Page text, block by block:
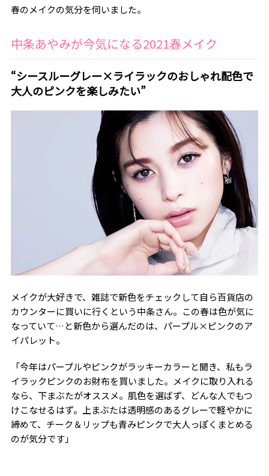
春のメイクの気分を伺いました。
中条あやみが今気になる2021春メイク
“シースルーグレー×ライラックのおしゃれ配色で
大人のピンクを楽しみたい”
メイクが大好きで、雑誌で新色をチェックして自ら百貨店の
カウンターに買いに行くという中条さん。この春は色が気に
なっていて…と新色から選んだのは、パープル×ピンクのア
イパレット。
「今年はパープルやピンクがラッキーカラーと聞き、私もラ
イラックピンクのお財布を買いました。メイクに取り入れる
なら、下まぶたがオススメ。肌色を選ばず、どんな人でもつ
けこなせるはず。上まぶたは透明感のあるグレーで軽やかに
締めて、チーク＆リップも青みピンクで大人っぽくまとめる
のが気分です」